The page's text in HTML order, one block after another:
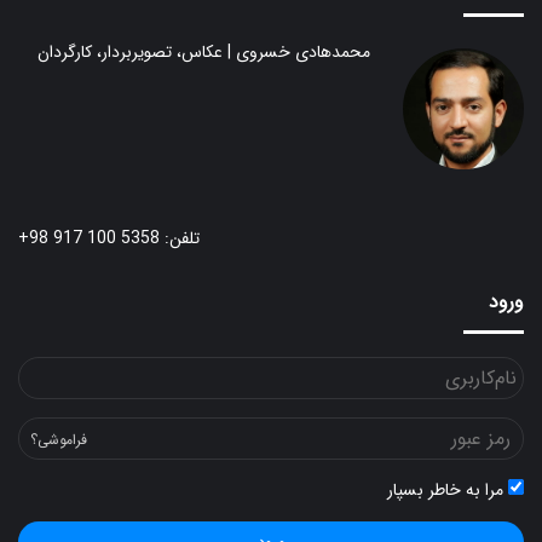
محمدهادی خسروی | عکاس، تصویربردار، کارگردان
تلفن: 5358 100 917 98+
ورود
فراموشی؟
مرا به خاطر بسپار